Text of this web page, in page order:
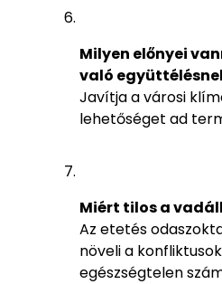
Milyen előnyei
való
Javítja a városi
lehetőséget ad
Miért tilos a
Az etetés
növeli a
egészségtelen